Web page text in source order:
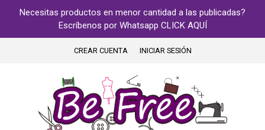
Necesitas productos en menor cantidad a las publicadas?
Escríbenos por Whatsapp CLICK AQUÍ
CREAR CUENTA INICIAR SESIÓN